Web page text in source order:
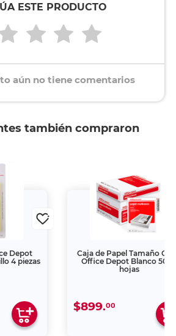
ESTE PRODUCTO
aún no tiene comentarios
también compraron
Depot
4 piezas
Caja de Papel Tamaño
Office Depot Blanco
hojas
$899.00